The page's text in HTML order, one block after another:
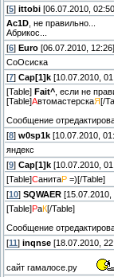
[5] ittobi [06.07.2010,
Ac1D , не правильно...
Абрикос...
[6] Euro [06.07.2010, 12:26]
СоОсиска
[7] Cap[1]k [10.07.2010,
[Table] Fait^ , если не
[Table]АвтомастерскаЯ [/
Сообщение
[8] w0sp1k [10.07.2010,
яндекс
[9] Cap[1]k [10.07.2010,
[Table]СанитаР =)[/Table]
[10] SQWAER [15.07.2010,
[Table] РаК[/Table]
Сообщение
[11 ] inqnse [18.07.2010,
сайт гамалосе.ру